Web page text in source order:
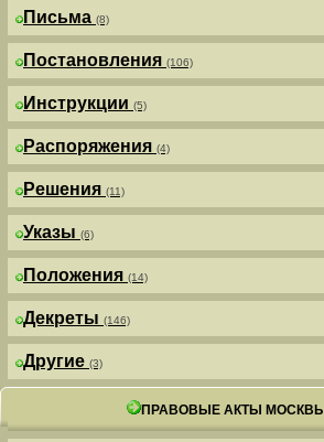
Письма (8)
Постановления (106)
Инструкции (5)
Распоряжения (4)
Решения (11)
Указы (6)
Положения (14)
Декреты (146)
Другие (3)
ПРАВОВЫЕ АКТЫ МОСКВЫ